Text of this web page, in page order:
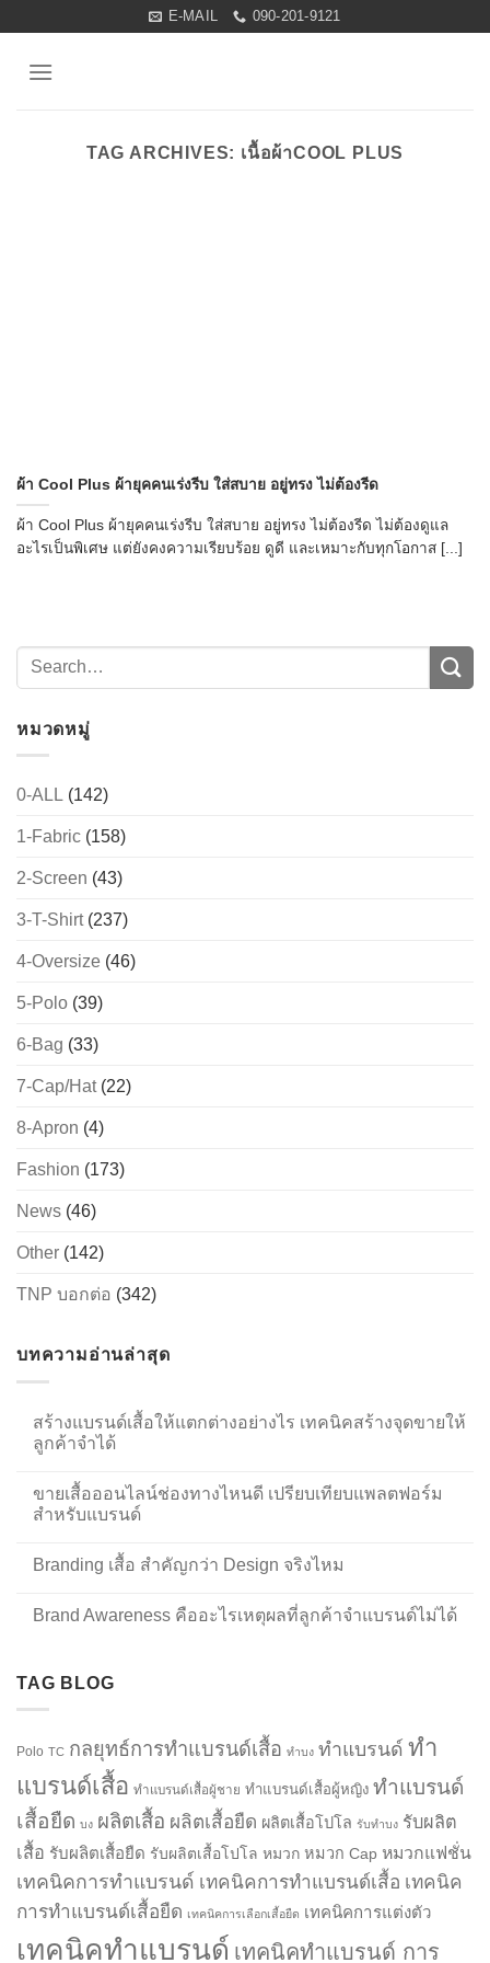
content
E-MAIL 090-201-9121
TAG ARCHIVES: เนื้อผ้าCOOL PLUS
ผ้า Cool Plus ผ้ายุคคนเร่งรีบ ใส่สบาย อยู่ทรง ไม่ต้องรีด
ผ้า Cool Plus ผ้ายุคคนเร่งรีบ ใส่สบาย อยู่ทรง ไม่ต้องรีด ไม่ต้องดูแล
อะไรเป็นพิเศษ แต่ยังคงความเรียบร้อย ดูดี และเหมาะกับทุกโอกาส [...]
หมวดหมู่
0-ALL (142)
1-Fabric (158)
2-Screen (43)
3-T-Shirt(237)
4-Oversize (46)
5-Polo (39)
6-Bag (33)
7-Cap/Hat(22)
8-Apron (4)
Fashion (173)
News (46)
Other (142)
TNP บอกต่อ (342)
บทความอ่านล่าสุด
สร้างแบรนด์เสื้อให้แตกต่างอย่างไร เทคนิคสร้างจุดขายให้
ลูกค้าจำได้
ขายเสื้อออนไลน์ช่องทางไหนดี เปรียบเทียบแพลตฟอร์ม
สำหรับแบรนด์
Branding เสื้อ สำคัญกว่า Design จริงไหม
Brand Awareness คืออะไรเหตุผลที่ลูกค้าจำแบรนด์ไม่ได้
TAG BLOG
Polo TC กลยุทธ์การทำแบรนด์เสื้อ ทำบง ทำแบรนด์ ทำ
แบรนด์เสื้อ ทำแบรนด์เสื้อผู้ชาย ทำแบรนด์เสื้อผู้หญิง ทำแบรนด์
เสื้อยืด บง ผลิตเสื้อ ผลิตเสื้อยืด ผลิตเสื้อโปโล รับทำบง รับผลิต
เสื้อ รับผลิตเสื้อยืด รับผลิตเสื้อโปโล หมวก หมวก Cap หมวกแฟชั่น
เทคนิคการทำแบรนด์ เทคนิคการทำแบรนด์เสื้อ เทคนิค
การทำแบรนด์เสื้อยืด เทคนิคการเลือกเสื้อยืด เทคนิคการแต่งตัว
เทคนิคทำแบรนด์ เทคนิคทำแบรนด์ การ